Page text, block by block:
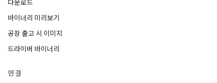
다운로드
바이너리 미리보기
공장 출고 시 이미지
드라이버 바이너리
연결